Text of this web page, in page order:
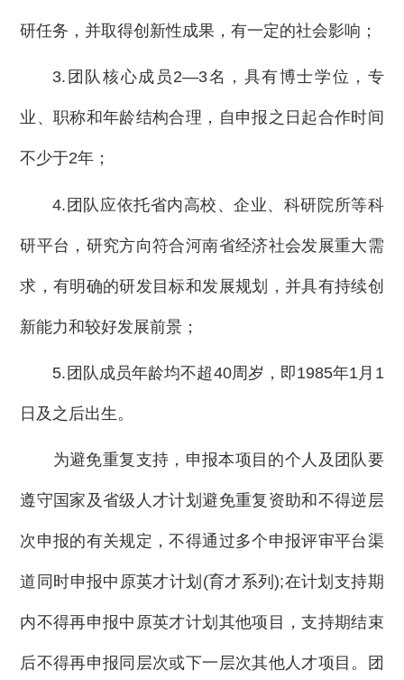
研任务，并取得创新性成果，有一定的社会影响；
3.团队核心成员2—3名，具有博士学位，专
业、职称和年龄结构合理，自申报之日起合作时间
不少于2年；
4.团队应依托省内高校、企业、科研院所等科
研平台，研究方向符合河南省经济社会发展重大需
求，有明确的研发目标和发展规划，并具有持续创
新能力和较好发展前景；
5.团队成员年龄均不超40周岁，即1985年1月1
日及之后出生。
为避免重复支持，申报本项目的个人及团队要
遵守国家及省级人才计划避免重复资助和不得逆层
次申报的有关规定，不得通过多个申报评审平台渠
道同时申报中原英才计划(育才系列);在计划支持期
内不得再申报中原英才计划其他项目，支持期结束
后不得再申报同层次或下一层次其他人才项目。团